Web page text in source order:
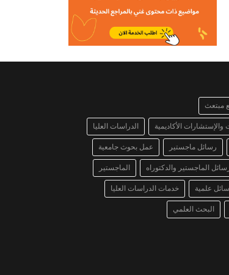
مبتعث
الأكاديمية الدراسات العليا
رسائل ماجستير عمل بحوث جامعية
الماجستير والدكتوراه الماجستير
علمية خدمات الدراسات العليا
البحث العلمي